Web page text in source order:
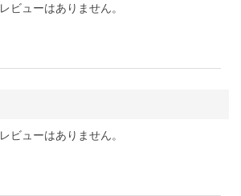
レビューはありません。
レビューはありません。